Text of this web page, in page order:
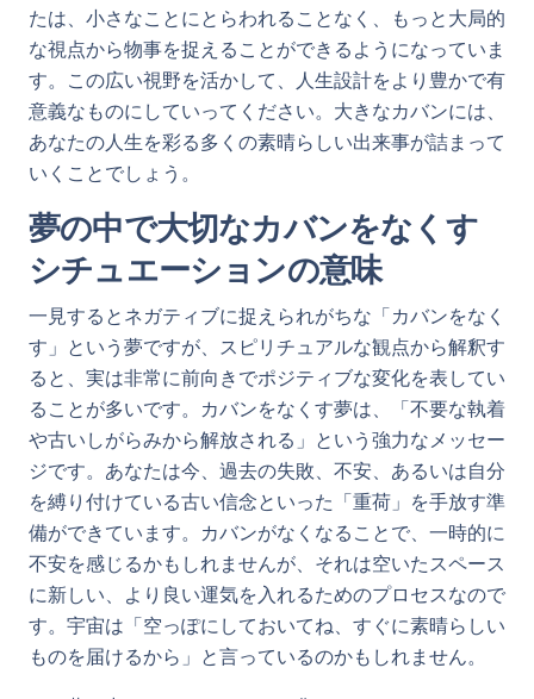
たは、小さなことにとらわれることなく、もっと大局的
な視点から物事を捉えることができるようになっていま
す。この広い視野を活かして、人生設計をより豊かで有
意義なものにしていってください。大きなカバンには、
あなたの人生を彩る多くの素晴らしい出来事が詰まって
いくことでしょう。
夢の中で大切なカバンをなくす
シチュエーションの意味
一見するとネガティブに捉えられがちな「カバンをなく
す」という夢ですが、スピリチュアルな観点から解釈す
ると、実は非常に前向きでポジティブな変化を表してい
ることが多いです。カバンをなくす夢は、「不要な執着
や古いしがらみから解放される」という強力なメッセー
ジです。あなたは今、過去の失敗、不安、あるいは自分
を縛り付けている古い信念といった「重荷」を手放す準
備ができています。カバンがなくなることで、一時的に
不安を感じるかもしれませんが、それは空いたスペース
に新しい、より良い運気を入れるためのプロセスなので
す。宇宙は「空っぽにしておいてね、すぐに素晴らしい
ものを届けるから」と言っているのかもしれません。